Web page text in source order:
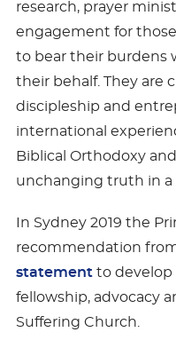
research, prayer
engagement for
to bear their burdens
their behalf. They are
discipleship and
international
Biblical Orthodoxy
unchanging truth in a
In Sydney 2019 the
recommendation
statementto develop
fellowship, advocacy
Suffering Church.